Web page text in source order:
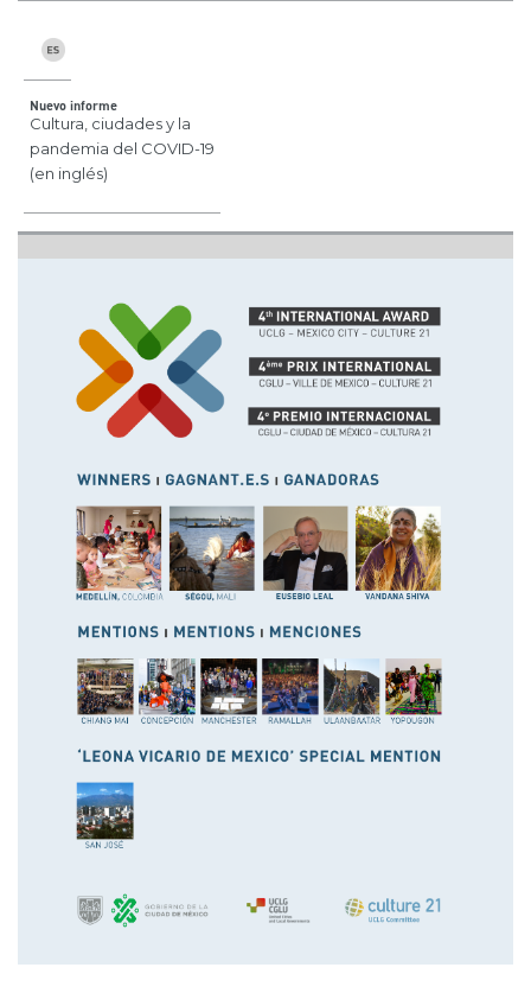
Nuevo informe
Cultura, ciudades y la
pandemia del COVID-19
(en inglés)